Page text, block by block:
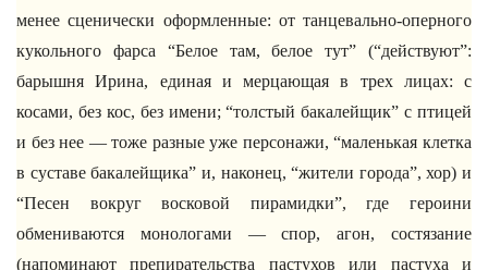
менее сценически оформленные: от танцевально-оперного
кукольного фарса “Белое там, белое тут” (“действуют”:
барышня Ирина, единая и мерцающая в трех лицах: с
косами, без кос, без имени; “толстый бакалейщик” с птицей
и без нее — тоже разные уже персонажи, “маленькая клетка
в суставе бакалейщика” и, наконец, “жители города”, хор) и
“Песен вокруг восковой пирамидки”, где героини
обмениваются монологами — спор, агон, состязание
(напоминают препирательства пастухов или пастуха и